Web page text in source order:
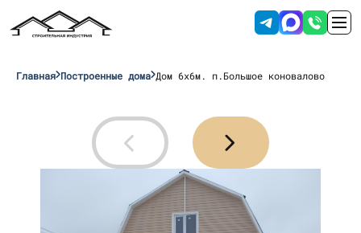
Главная Построенные дома Дом 6х6м. п.Большое коновалово